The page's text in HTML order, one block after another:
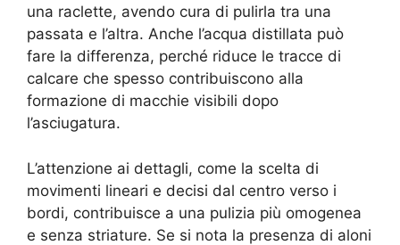
una raclette, avendo cura di pulirla tra una
passata e l’altra. Anche l’acqua distillata può
fare la differenza, perché riduce le tracce di
calcare che spesso contribuiscono alla
formazione di macchie visibili dopo
l’asciugatura.
L’attenzione ai dettagli, come la scelta di
movimenti lineari e decisi dal centro verso i
bordi, contribuisce a una pulizia più omogenea
e senza striature. Se si nota la presenza di aloni